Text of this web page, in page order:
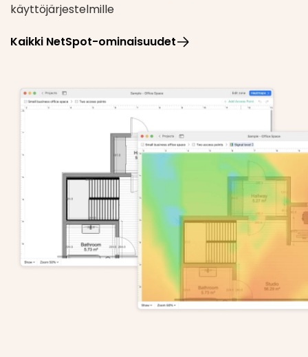
Kun visuaaliset lämpökartat on luotu tietojesi
juuri niin paljon laitteistoa kuin tarvitset sujuvaan ja
käyttöjärjestelmille
Kaikki NetSpot-ominaisuudet